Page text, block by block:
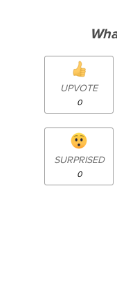
UPVOTE
0
SURPRISED
0